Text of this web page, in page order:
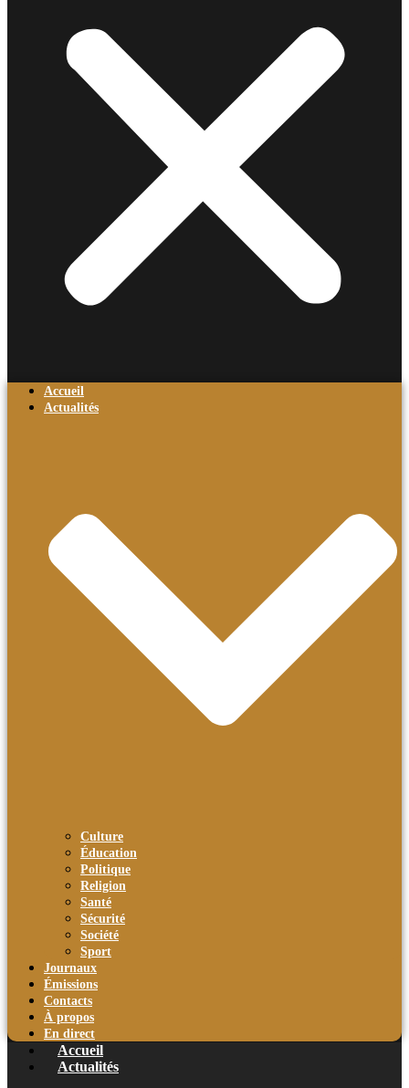
Accueil
Actualités
Culture
Éducation
Politique
Religion
Santé
Sécurité
Société
Sport
Journaux
Émissions
Contacts
À propos
En direct
Accueil
Actualités